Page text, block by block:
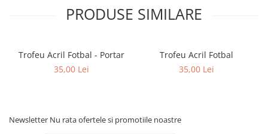
PRODUSE SIMILARE
Trofeu Acril Fotbal - Portar
35,00 Lei
Trofeu Acril Fotbal
35,00 Lei
Newsletter Nu rata ofertele si promotiile noastre